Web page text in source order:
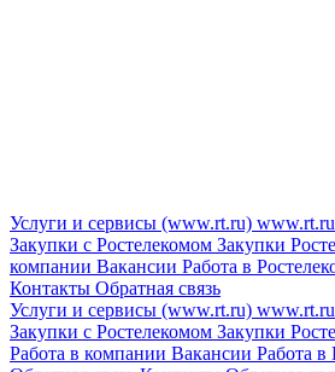
Услуги и сервисы (www.rt.ru) www.rt.ru
Закупки с Ростелекомом Закупки
компании Вакансии Работа в
Контакты Обратная связь
Услуги и сервисы (www.rt.ru) www.rt.ru
Закупки с Ростелекомом Закупки
Работа в компании Вакансии Работа в